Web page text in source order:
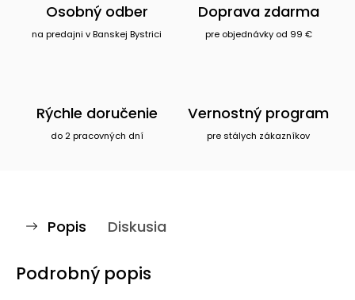
Osobný odber
na predajni v Banskej Bystrici
Doprava zdarma
pre objednávky od 99 €
Rýchle doručenie
do 2 pracovných dní
Vernostný program
pre stálych zákazníkov
Popis Diskusia
Podrobný popis